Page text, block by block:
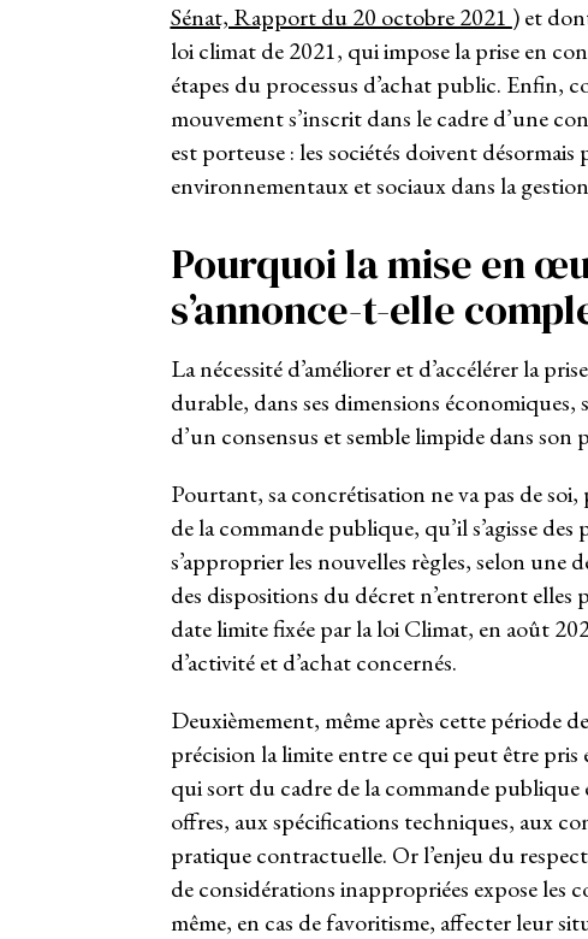
Sénat, Rapport du 20 octobre 2021 ) et
loi climat de 2021, qui impose la prise en
étapes du processus d’achat public. Enfin,
mouvement s’inscrit dans le cadre d’une
est porteuse : les sociétés doivent
environnementaux et sociaux dans la
Pourquoi la mise en
s’annonce-t-elle
La nécessité d’améliorer et d’accélérer la
durable, dans ses dimensions
d’un consensus et semble limpide dans son
Pourtant, sa concrétisation ne va pas de
de la commande publique, qu’il s’agisse
s’approprier les nouvelles règles, selon une
des dispositions du décret n’entreront
date limite fixée par la loi Climat, en août
d’activité et d’achat concernés.
Deuxièmement, même après cette période
précision la limite entre ce qui peut être
qui sort du cadre de la commande
offres, aux spécifications techniques, aux
pratique contractuelle. Or l’enjeu du
de considérations inappropriées expose les
même, en cas de favoritisme, affecter leur